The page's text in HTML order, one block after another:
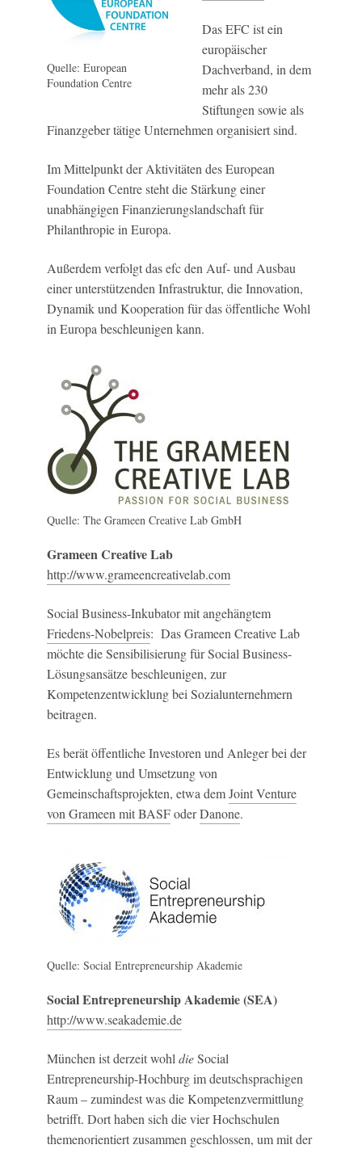
Quelle: European
Foundation Centre
Das EFC ist ein
europäischer
Dachverband, in dem
mehr als 230
Stiftungen sowie als
Finanzgeber tätige Unternehmen organisiert sind.
Im Mittelpunkt der Aktivitäten des European
Foundation Centre steht die Stärkung einer
unabhängigen Finanzierungslandschaft für
Philanthropie in Europa.
Außerdem verfolgt das efc den Auf- und Ausbau
einer unterstützenden Infrastruktur, die Innovation,
Dynamik und Kooperation für das öffentliche Wohl
in Europa beschleunigen kann.
Quelle: The Grameen Creative Lab GmbH
Grameen Creative Lab
http://www.grameencreativelab.com
Social Business-Inkubator mit angehängtem
Friedens-Nobelpreis: Das Grameen Creative Lab
möchte die Sensibilisierung für Social Business-
Lösungsansätze beschleunigen, zur
Kompetenzentwicklung bei Sozialunternehmern
beitragen.
Es berät öffentliche Investoren und Anleger bei der
Entwicklung und Umsetzung von
Gemeinschaftsprojekten, etwa demJoint Venture
von Grameen mit BASFoderDanone.
Quelle: Social Entrepreneurship Akademie
Social Entrepreneurship Akademie (SEA)
http://www.seakademie.de
München ist derzeit wohl dieSocial
Entrepreneurship-Hochburg im deutschsprachigen
Raum – zumindest was die Kompetenzvermittlung
betrifft. Dort haben sich die vier Hochschulen
themenorientiert zusammen geschlossen, um mit der